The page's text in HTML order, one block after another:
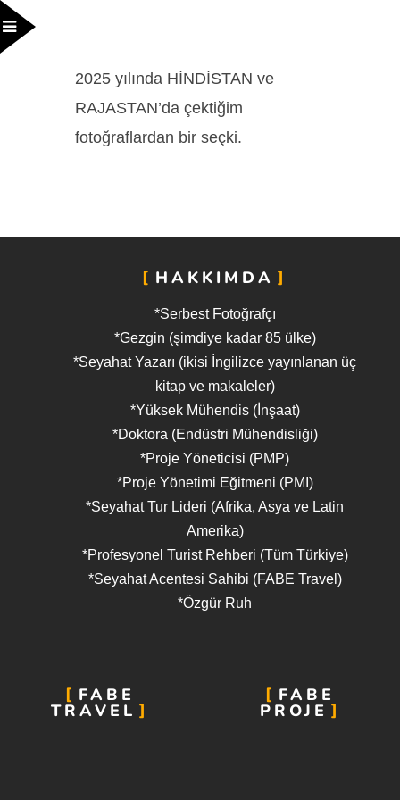
2025 yılında HİNDİSTAN ve
RAJASTAN’da çektiğim
fotoğraflardan bir seçki.
HAKKIMDA
*Serbest Fotoğrafçı
*Gezgin (şimdiye kadar 85 ülke)
*Seyahat Yazarı (ikisi İngilizce yayınlanan üç
kitap ve makaleler)
*Yüksek Mühendis (İnşaat)
*Doktora (Endüstri Mühendisliği)
*Proje Yöneticisi (PMP)
*Proje Yönetimi Eğitmeni (PMI)
*Seyahat Tur Lideri (Afrika, Asya ve Latin
Amerika)
*Profesyonel Turist Rehberi (Tüm Türkiye)
*Seyahat Acentesi Sahibi (FABE Travel)
*Özgür Ruh
FABE
TRAVEL
FABE
PROJE